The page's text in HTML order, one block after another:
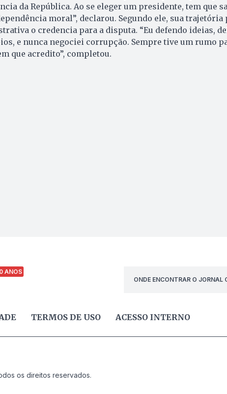
da República. Ao se eleger um presidente, tem que
moral”, declarou. Segundo ele, sua trajetória
o credencia para a disputa. “Eu defendo ideias,
e nunca negociei corrupção. Sempre tive um rumo
que acredito”, completou.
ANOS
ONDE ENCONTRAR O JORNAL
TERMOS DE USO ACESSO INTERNO
os direitos reservados.